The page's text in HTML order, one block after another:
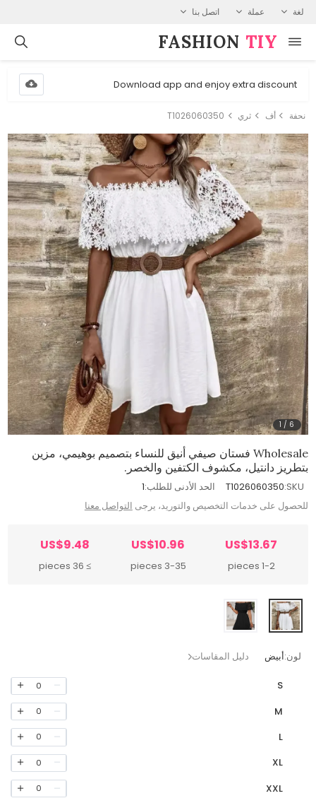
لغة عملة اتصل بنا
FASHION⁠ TIY
Download app and enjoy extra discount
نحفة أف ثري T1026060350
1 / 6
Wholesale فستان صيفي أنيق للنساء بتصميم بوهيمي، مزين
بتطريز دانتيل، مكشوف الكتفين والخصر.
SKU:
T1026060350 الحد الأدنى للطلب:1
للحصول على خدمات التخصيص والتوريد، يرجى التواصل معنا
US$13.67
1-2 pieces
US$10.96
3-35 pieces
US$9.48
≥ 36 pieces
لون:أبيض دليل المقاسات
S
0
M
0
L
0
XL
0
XXL
0